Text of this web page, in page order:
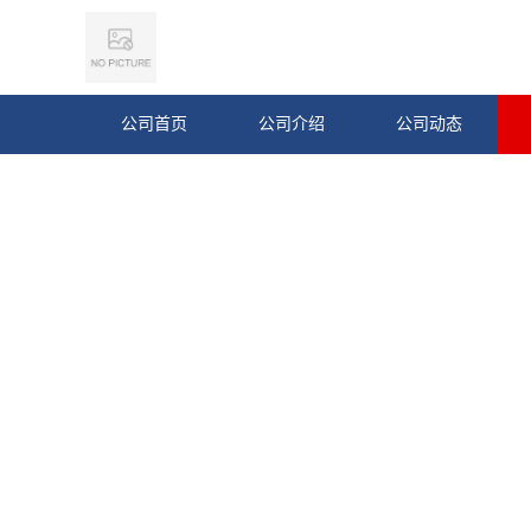
公司首页 公司介绍 公司动态